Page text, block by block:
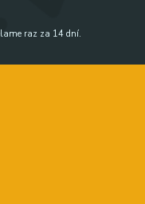
raz za 14 dní.